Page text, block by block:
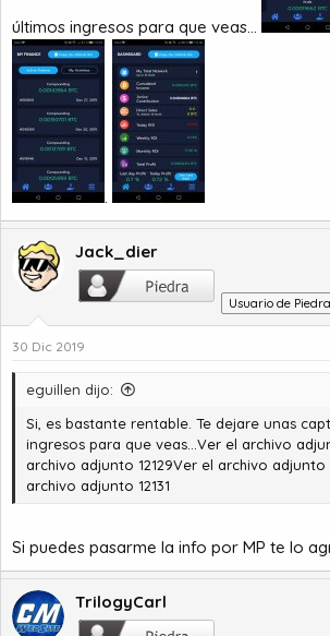
últimos ingresos para que veas...
Jack_dier
Usuario de Piedra
30 Dic 2019
eguillen dijo:
Si, es bastante rentable. Te dejare unas
ingresos para que veas... Ver el archivo
archivo adjunto 12129Ver el archivo adjunto
archivo adjunto 12131
Si puedes pasarme la info por MP te lo
TrilogyCarl